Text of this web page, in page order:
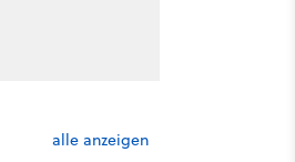
alle anzeigen